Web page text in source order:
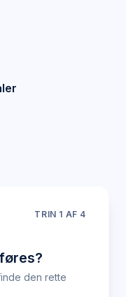
TRIN 1 AF 4
den rette